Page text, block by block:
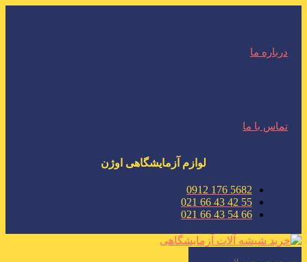
درباره ما
تماس با ما
لوازم آزمایشگاهی اوژن
5682 176 0912
55 42 43 66 021
66 54 43 66 021